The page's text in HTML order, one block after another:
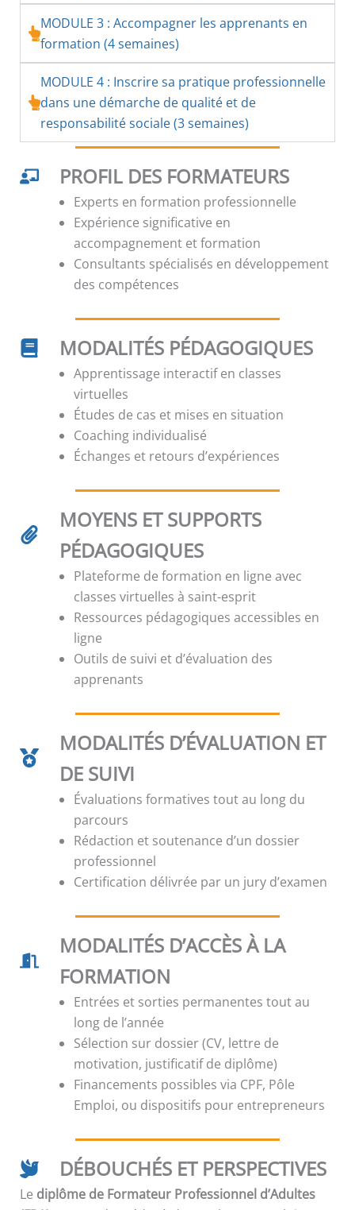
MODULE 3 : Accompagner les apprenants en
formation (4 semaines)
MODULE 4 : Inscrire sa pratique professionnelle
dans une démarche de qualité et de
responsabilité sociale (3 semaines)
PROFIL DES FORMATEURS
Experts en formation professionnelle
Expérience significative en
accompagnement et formation
Consultants spécialisés en développement
des compétences
MODALITÉS PÉDAGOGIQUES
Apprentissage interactif en classes
virtuelles
Études de cas et mises en situation
Coaching individualisé
Échanges et retours d’expériences
MOYENS ET SUPPORTS
PÉDAGOGIQUES
Plateforme de formation en ligne avec
classes virtuelles à saint-esprit
Ressources pédagogiques accessibles en
ligne
Outils de suivi et d’évaluation des
apprenants
MODALITÉS D’ÉVALUATION ET
DE SUIVI
Évaluations formatives tout au long du
parcours
Rédaction et soutenance d’un dossier
professionnel
Certification délivrée par un jury d’examen
MODALITÉS D’ACCÈS À LA
FORMATION
Entrées et sorties permanentes tout au
long de l’année
Sélection sur dossier (CV, lettre de
motivation, justificatif de diplôme)
Financements possibles via CPF, Pôle
Emploi, ou dispositifs pour entrepreneurs
DÉBOUCHÉS ET PERSPECTIVES
Le diplôme de Formateur Professionnel d’Adultes